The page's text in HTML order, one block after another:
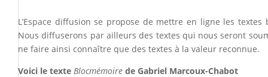
L’Espace diffusion se propose de mettre en ligne les
Nous diffuserons par ailleurs des textes qui nous seront
ne faire ainsi connaître que des textes à la valeur reconnue.
Voici le texte Blocmémoire de Gabriel Marcoux-Chabot